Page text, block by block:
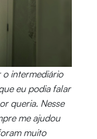
o intermediário
eu podia falar
queria. Nesse
me ajudou
muito